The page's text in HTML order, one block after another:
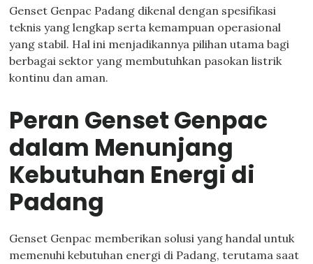
Genset Genpac Padang dikenal dengan spesifikasi
teknis yang lengkap serta kemampuan operasional
yang stabil. Hal ini menjadikannya pilihan utama bagi
berbagai sektor yang membutuhkan pasokan listrik
kontinu dan aman.
Peran Genset Genpac
dalam Menunjang
Kebutuhan Energi di
Padang
Genset Genpac memberikan solusi yang handal untuk
memenuhi kebutuhan energi di Padang, terutama saat